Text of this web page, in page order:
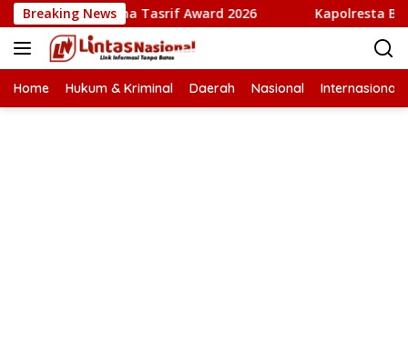
Langsung
ke
konten
Breaking News
Terima Tasrif Award 2026 Kapolresta Banda Aceh
Home Hukum & Kriminal Daerah Nasional Internasional